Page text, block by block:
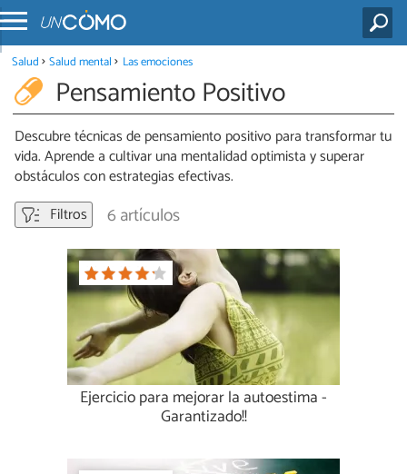
Salud Salud mental Las emociones
Pensamiento Positivo
Descubre técnicas de pensamiento positivo para transformar tu
vida. Aprende a cultivar una mentalidad optimista y superar
obstáculos con estrategias efectivas.
Filtros
6 artículos
Ejercicio para mejorar la autoestima -
Garantizado!!